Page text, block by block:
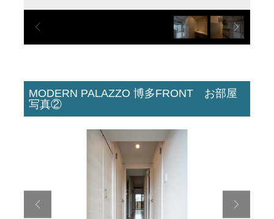
MODERN PALAZZO 博多FRONT お部屋
写真②